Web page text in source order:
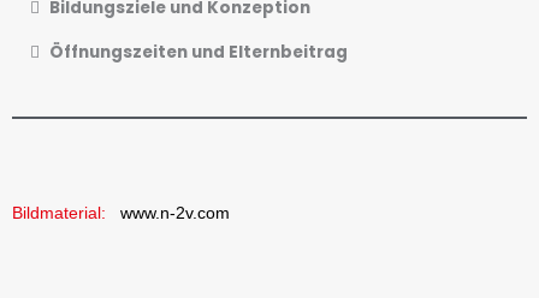
Bildungsziele und Konzeption
Öffnungszeiten und Elternbeitrag
Bildmaterial: www.n-2v.com